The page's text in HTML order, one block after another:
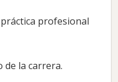
profesional
de la carrera.